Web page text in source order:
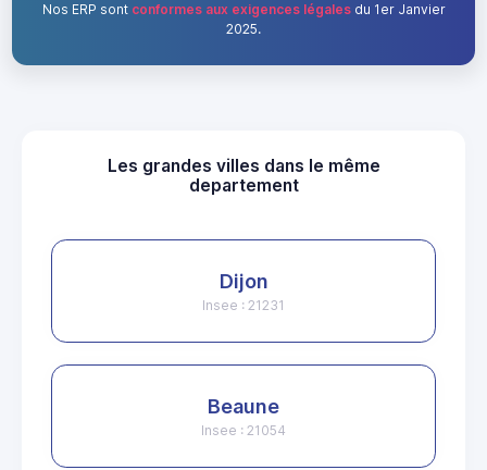
Nos ERP sont conformes aux exigences légalesdu 1er Janvier
2025.
Les grandes villes dans le même
departement
Dijon
Insee : 21231
Beaune
Insee : 21054